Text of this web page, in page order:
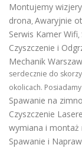
Montujemy
drona, Awaryjnie
Serwis Kamer Wifi,
Czyszczenie i
Mechanik
serdecznie do
okolicach.
Spawanie na
Czyszczenie
wymiana i montaż
Spawanie i